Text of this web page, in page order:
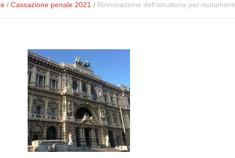
/ Cassazione penale 2021 / Rinnovazione dell’istruttoria per